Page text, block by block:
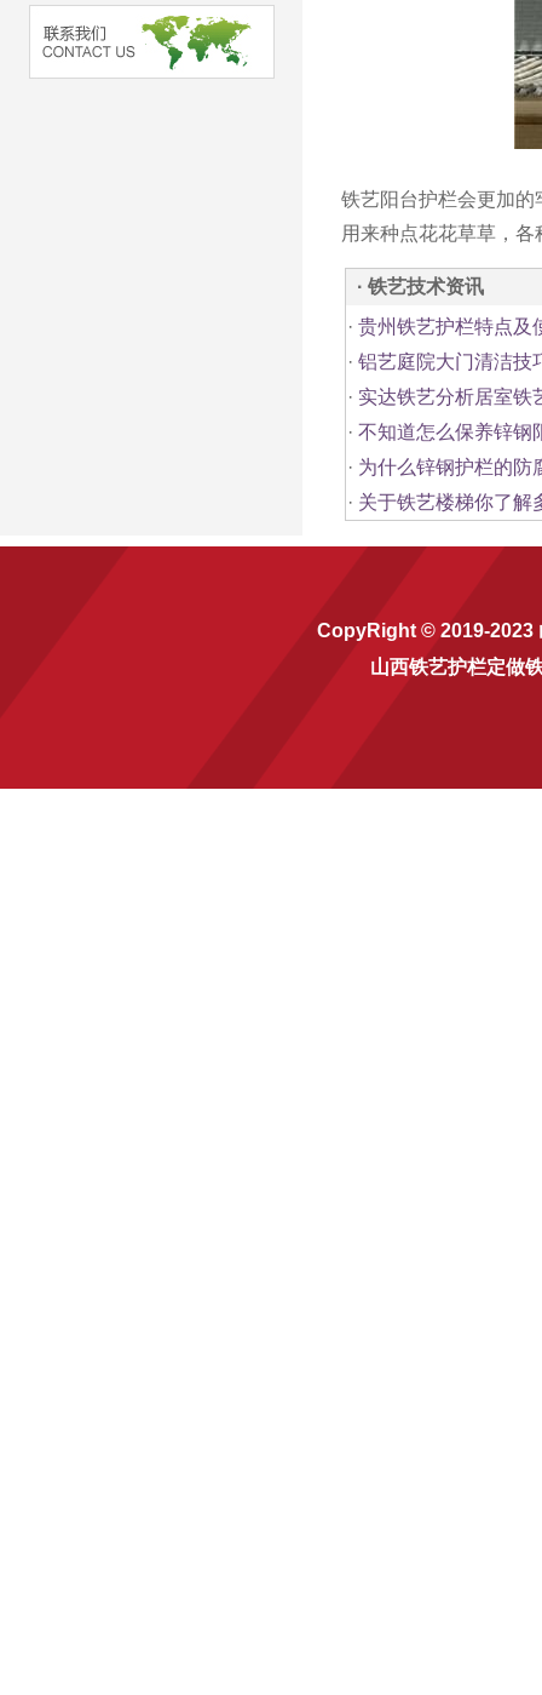
铁艺阳台护栏会更加
用来种点花花草草，
· 铁艺技术资讯
· 贵州铁艺护栏特点及
· 铝艺庭院大门清洁技
· 实达铁艺分析居室铁
· 不知道怎么保养锌钢
· 为什么锌钢护栏的防
· 关于铁艺楼梯你了解
CopyRight © 2019-2023
山西铁艺护栏定做